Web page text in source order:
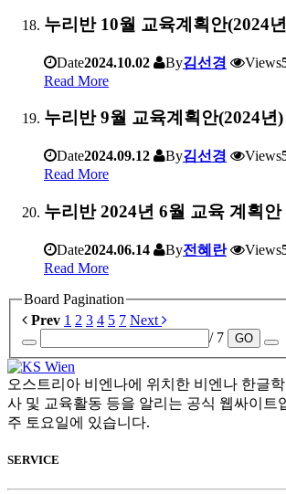
누리반 10월 교육계획안(2024
Date2024.10.02 By김선경 Views
Read More
누리반 9월 교육계획안(2024년)
Date2024.09.12 By김선경 Views
Read More
누리반 2024년 6월 교육 계획안
Date2024.06.14 By전혜란 Views
Read More
Board Pagination
Prev 1 2 3 4 5 7 Next
/ 7
GO
오스트리아 비엔나에 위치한 비엔나 한글
사 및 교육활동 등을 알리는 공식 웹싸이트
주 토요일에 있습니다.
SERVICE